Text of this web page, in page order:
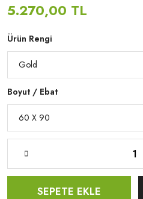
5.270,00 TL
Ürün Rengi
Boyut / Ebat
SEPETE EKLE